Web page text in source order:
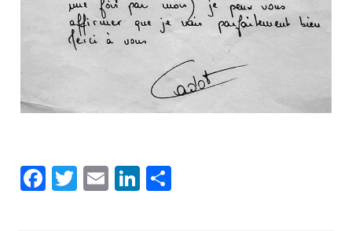
F T E Li